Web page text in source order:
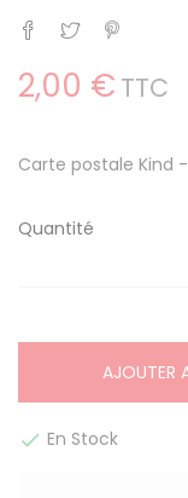
Partager
Tweet
2,00 € TTC
Carte postale Kind -
Quantité
AJOUTER
 En Stock